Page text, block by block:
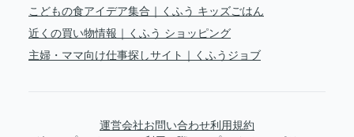
こどもの食アイデア集合｜くふう キッズごはん
近くの買い物情報｜くふう ショッピング
主婦・ママ向け仕事探しサイト｜くふうジョブ
運営会社お問い合わせ利用規約